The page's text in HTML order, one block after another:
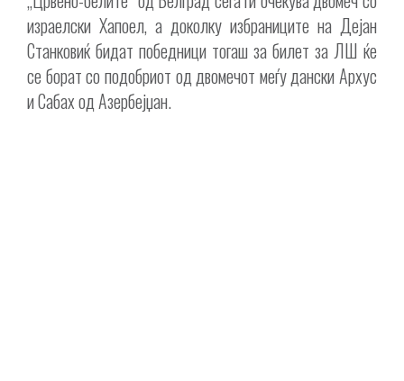
израелски Хапоел, а доколку избраниците на Дејан
Станковиќ бидат победници тогаш за билет за ЛШ ќе
се борат со подобриот од двомечот меѓу дански Архус
и Сабах од Азербејџан.